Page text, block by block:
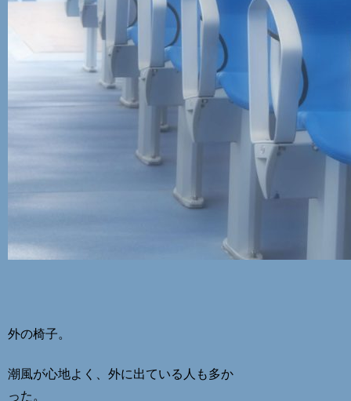
外の椅子。
潮風が心地よく、外に出ている人も多か
った。